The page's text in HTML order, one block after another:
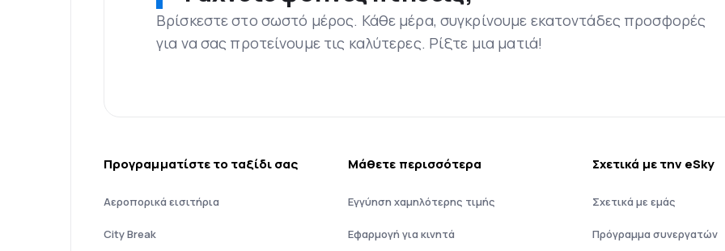
Βρίσκεστε στο σωστό μέρος. Κάθε μέρα, συγκρίνουμε εκατοντάδες προσφορές
για να σας προτείνουμε τις καλύτερες. Ρίξτε μια ματιά!
Προγραμματίστε το ταξίδι σας
Αεροπορικά εισιτήρια
City Break
Μάθετε περισσότερα
Εγγύηση χαμηλότερης τιμής
Εφαρμογή για κινητά
Σχετικά με την eSky
Σχετικά με εμάς
Πρόγραμμα συνεργατών